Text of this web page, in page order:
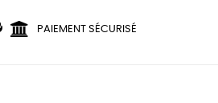
PAIEMENT SÉCURISÉ